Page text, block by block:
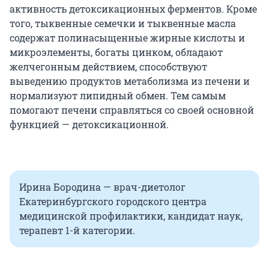
активность детоксикационных ферментов. Кроме
того, тыквенные семечки и тыквенные масла
содержат полинасыщенные жирные кислоты и
микроэлементы, богаты цинком, обладают
желчегонным действием, способствуют
выведению продуктов метаболизма из печени и
нормализуют липидный обмен. Тем самым
помогают печени справляться со своей основной
функцией — детоксикационной.
Ирина Бородина — врач-диетолог
Екатеринбургского городского центра
медицинской профилактики, кандидат наук,
терапевт 1-й категории.